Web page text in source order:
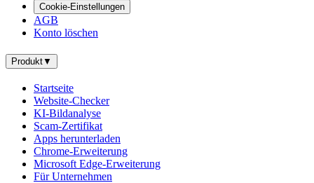
Cookie-Einstellungen
AGB
Konto löschen
Produkt▼
Startseite
Website-Checker
KI-Bildanalyse
Scam-Zertifikat
Apps herunterladen
Chrome-Erweiterung
Microsoft Edge-Erweiterung
Für Unternehmen